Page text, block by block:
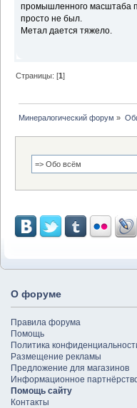
промышленного масштаба
просто не был.
Метал дается тяжело.
Страницы: [1]
Минералогический форум »
О форуме
Правила форума
Помощь
Политика
Размещение рекламы
Предложение для магазинов
Информационное
Помощь сайту
Контакты